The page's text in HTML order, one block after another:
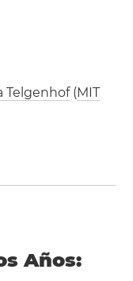
Telgenhof(MIT
Años: